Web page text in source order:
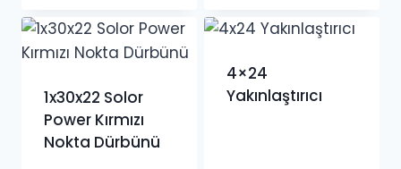
1x30x22 Solor
Power Kırmızı
Nokta Dürbünü
4×24
Yakınlaştırıcı